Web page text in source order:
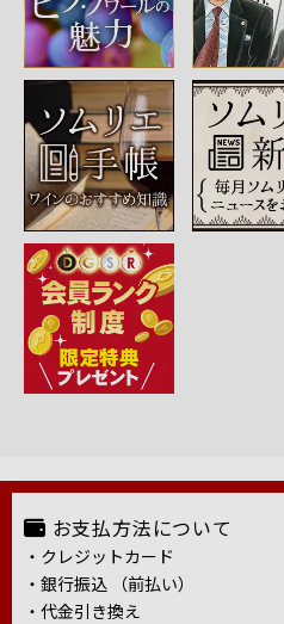
お支払方法について
・クレジットカード
・銀行振込 （前払い）
・代金引き換え